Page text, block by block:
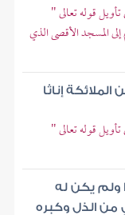
قوله تعالى "
المسجد الأقصى الذي
إناثا
قوله تعالى "
ولم يكن له
الذل وكبره